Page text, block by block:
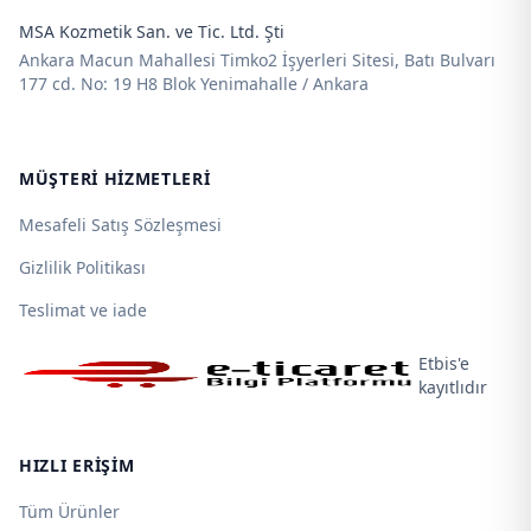
MSA Kozmetik San. ve Tic. Ltd. Şti
Ankara Macun Mahallesi Timko2 İşyerleri Sitesi, Batı Bulvarı
177 cd. No: 19 H8 Blok Yenimahalle / Ankara
MÜŞTERI HIZMETLERI
Mesafeli Satış Sözleşmesi
Gizlilik Politikası
Teslimat ve iade
Etbis'e
kayıtlıdır
HIZLI ERIŞIM
Tüm Ürünler